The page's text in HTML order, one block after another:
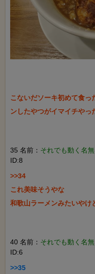
こないだソーキ初めて食っ
ンしたやつがイマイチやっ
35 名前： それでも動く名無
ID:8
>>34
これ美味そうやな
和歌山ラーメンみたいやけ
40 名前： それでも動く名無
ID:6
>>35